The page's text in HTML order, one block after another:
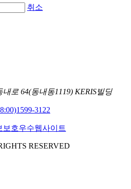
취소
로 64(동내동1119) KERIS빌딩
1599-3122
RESERVED